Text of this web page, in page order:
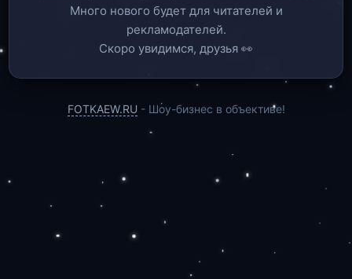
Много нового будет для читателей и
рекламодателей.
Скоро увидимся, друзья 👀
FOTKAEW.RU - Шоу-бизнес в объективе!